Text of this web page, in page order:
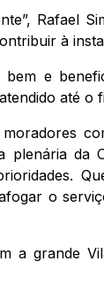
Rafael
à
e
até o
plenária da
o
a grande